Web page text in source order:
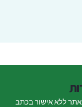
ללא אישור בכתב